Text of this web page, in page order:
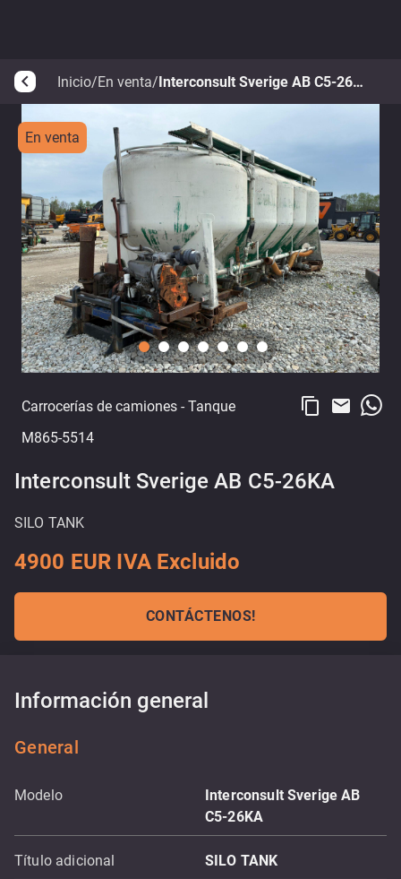
arrow_back_ios Inicio/En venta/ Interconsult Sverige AB C5-26KA
En venta
Carrocerías de camiones - Tanque
M865-5514
content_copy email
Interconsult Sverige AB C5-26KA
SILO TANK
4900 EUR IVA Excluido
CONTÁCTENOS!
Información general
General
Modelo
Interconsult Sverige AB
C5-26KA
Título adicional SILO TANK